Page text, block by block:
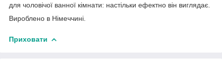
для чоловічої ванної кімнати: настільки ефектно він виглядає.
Вироблено в Німеччині.
Приховати